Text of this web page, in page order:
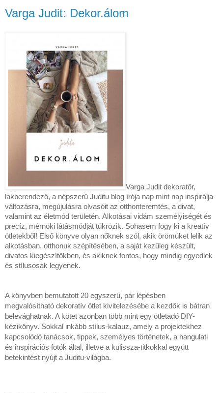
Varga Judit: Dekor.álom
Varga Judit dekoratőr,
lakberendező, a népszerű Juditu blog írója nap mint nap inspirálja
változásra, megújulásra olvasóit az otthonteremtés, a divat,
valamint az életmód területén. Alkotásai vidám személyiségét és
precíz, mérnöki látásmódját tükrözik. Sohasem fogy ki a kreatív
ötletekből! Első könyve olyan nőknek szól, akik örömüket lelik az
alkotásban, otthonuk szépítésében, a saját kezűleg készült,
divatos kiegészítőkben, és akiknek fontos, hogy mindig egyediek
és stílusosak legyenek.
A könyvben bemutatott 20 egyszerű, pár lépésben
megvalósítható dekoratív ötlet kivitelezésébe a kezdők is bátran
belevághatnak. A kötet azonban több mint egy ötletadó DIY-
kézikönyv. Sokkal inkább stílus-kalauz, amely a projektekhez
kapcsolódó tanácsok, tippek, személyes történetek, a hangulati
és inspirációs fotók által, illetve a kulissza-titkokkal együtt
betekintést nyújt a Juditu-világba.